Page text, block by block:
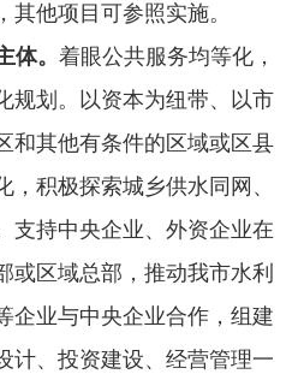
他项目可参照实施。
体。 着眼公共服务均等化，
规划。以资本为纽带、以市
和其他有条件的区域或区县
积极探索城乡供水同网、
支持中央企业、外资企业在
或区域总部，推动我市水利
企业与中央企业合作，组建
计、投资建设、经营管理一